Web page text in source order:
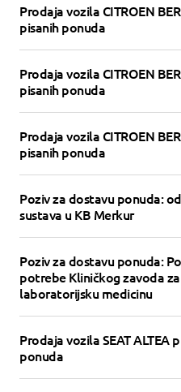
Prodaja vozila CITROEN
pisanih ponuda
Prodaja vozila CITROEN
pisanih ponuda
Prodaja vozila CITROEN
pisanih ponuda
Poziv za dostavu ponuda:
sustava u KB Merkur
Poziv za dostavu ponuda:
potrebe Kliničkog zavoda
laboratorijsku medicinu
Prodaja vozila SEAT ALTEA
ponuda